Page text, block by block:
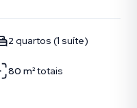
2 quartos (1 suíte)
80 m²totais